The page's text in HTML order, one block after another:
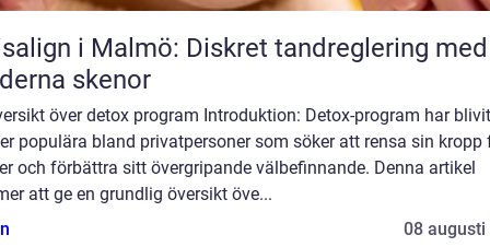
i Malmö: Diskret tandreglering med
skenor
över detox program Introduktion: Detox-program har blivit
populära bland privatpersoner som söker att rensa sin kropp
och förbättra sitt övergripande välbefinnande. Denna artikel
att ge en grundlig översikt öve...
08 augusti